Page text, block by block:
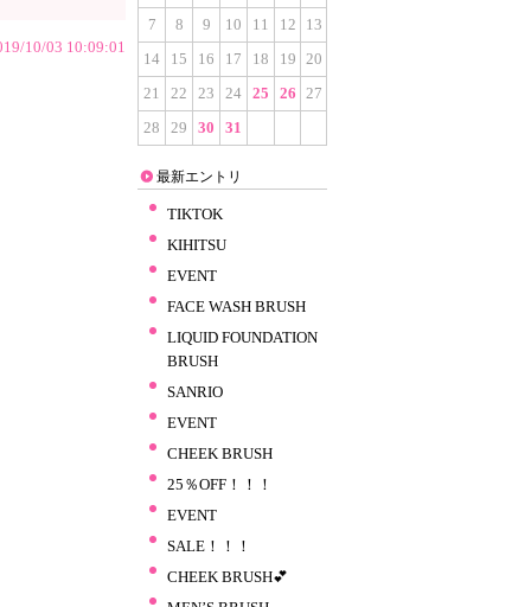
10/03 10:09:01
7
8 9 10 11 12
13
14
15 16 17 18 19 20
21
22 23 24 25 26 27
28
29 30 31
最新エントリ
TIKTOK
KIHITSU
EVENT
FACE WASH BRUSH
LIQUID FOUNDATION
BRUSH
SANRIO
EVENT
CHEEK BRUSH
25％OFF！！！
EVENT
SALE！！！
CHEEK BRUSH💕